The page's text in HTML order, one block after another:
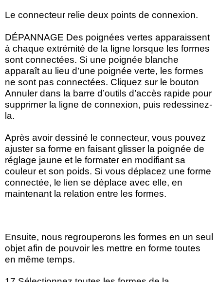
Le connecteur relie deux points de connexion.
DÉPANNAGE Des poignées vertes apparaissent
à chaque extrémité de la ligne lorsque les formes
sont connectées. Si une poignée blanche
apparaît au lieu d’une poignée verte, les formes
ne sont pas connectées. Cliquez sur le bouton
Annuler dans la barre d’outils d’accès rapide pour
supprimer la ligne de connexion, puis redessinez-
la.
Après avoir dessiné le connecteur, vous pouvez
ajuster sa forme en faisant glisser la poignée de
réglage jaune et le formater en modifiant sa
couleur et son poids. Si vous déplacez une forme
connectée, le lien se déplace avec elle, en
maintenant la relation entre les formes.
Ensuite, nous regrouperons les formes en un seul
objet afin de pouvoir les mettre en forme toutes
en même temps.